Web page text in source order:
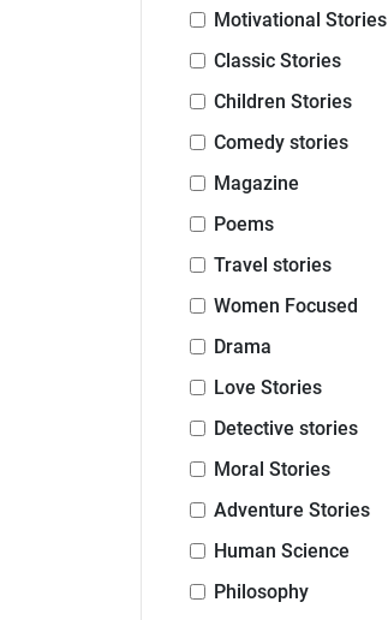
Motivational Stories
Classic Stories
Children Stories
Comedy stories
Magazine
Poems
Travel stories
Women Focused
Drama
Love Stories
Detective stories
Moral Stories
Adventure Stories
Human Science
Philosophy